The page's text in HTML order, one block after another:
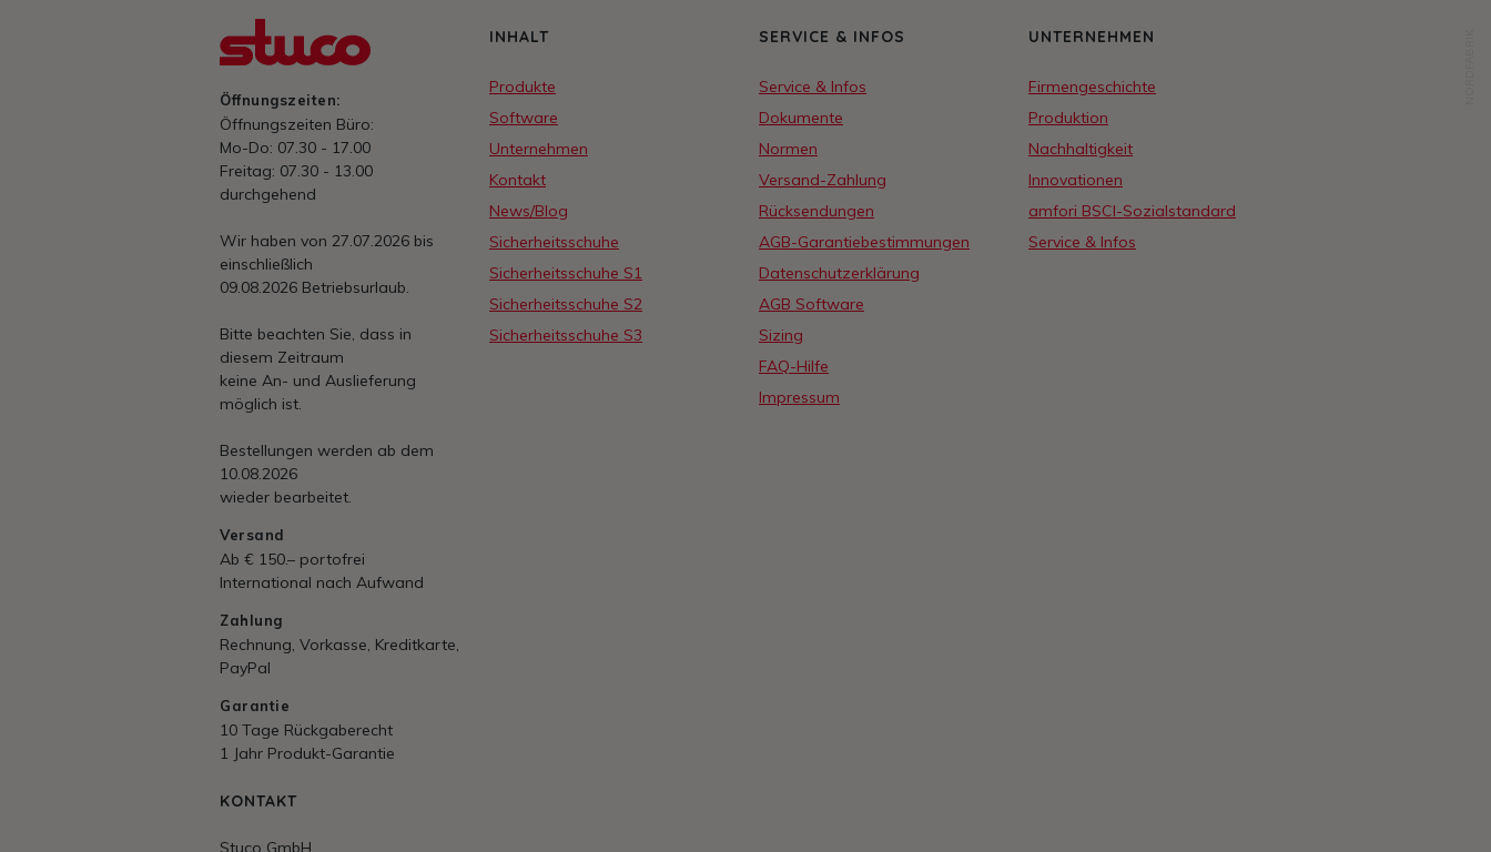
Öffnungszeiten:
Öffnungszeiten Büro:
Mo-Do: 07.30 - 17.00
Freitag: 07.30 - 13.00
durchgehend
Wir haben von 27.07.2026 bis
einschließlich
09.08.2026 Betriebsurlaub.
Bitte beachten Sie, dass in
diesem Zeitraum
keine An- und Auslieferung
möglich ist.
Bestellungen werden ab dem
10.08.2026
wieder bearbeitet.
Versand
Ab € 150.– portofrei
International nach Aufwand
Zahlung
Rechnung, Vorkasse, Kreditkarte,
PayPal
Garantie
10 Tage Rückgaberecht
1 Jahr Produkt-Garantie
KONTAKT
Stuco GmbH
INHALT
Produkte
Software
Unternehmen
Kontakt
News/Blog
Sicherheitsschuhe
Sicherheitsschuhe S1
Sicherheitsschuhe S2
Sicherheitsschuhe S3
SERVICE & INFOS
Service & Infos
Dokumente
Normen
Versand-Zahlung
Rücksendungen
AGB-Garantiebestimmungen
Datenschutzerklärung
AGB Software
Sizing
FAQ-Hilfe
Impressum
UNTERNEHMEN
Firmengeschichte
Produktion
Nachhaltigkeit
Innovationen
amfori BSCI-Sozialstandard
Service & Infos